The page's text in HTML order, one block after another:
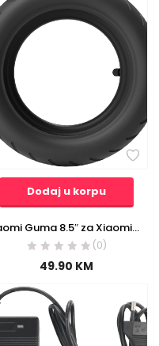
Dodaj u korpu
Xiaomi Guma 8.5″ za Xiaomi električni scooter/Romobil – Pneumatic Tire 8.5
(0)
49.90 KM